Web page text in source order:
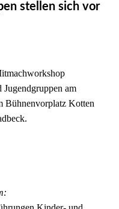
stellen sich vor
Jugendgruppen am
Bühnenvorplatz Kotten